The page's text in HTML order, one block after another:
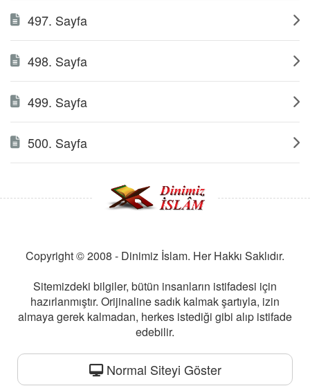
497. Sayfa
498. Sayfa
499. Sayfa
500. Sayfa
Copyright © 2008 - Dinimiz İslam. Her Hakkı Saklıdır.
Sitemizdeki bilgiler, bütün insanların istifadesi için
hazırlanmıştır. Orijinaline sadık kalmak şartıyla, izin
almaya gerek kalmadan, herkes istediği gibi alıp istifade
edebilir.
Normal Siteyi Göster